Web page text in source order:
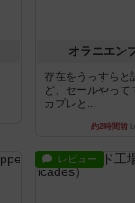
オラニエン
存在をうっすらと
ど、セールやって
カプレと...
約2時間前
レビュー